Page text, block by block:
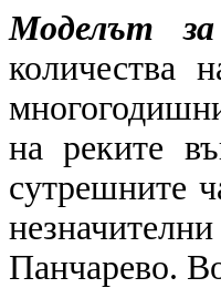
Моделът
на реките
сутрешните
Панчарево.